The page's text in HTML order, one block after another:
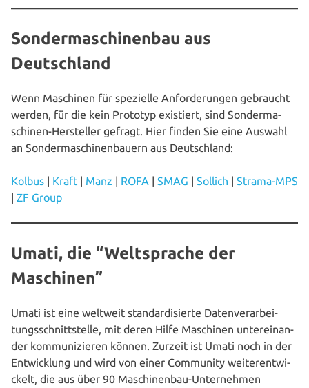
Sondermaschinenbau aus
Deutschland
Wenn Maschinen für spezielle Anfor­de­run­gen gebraucht
werden, für die kein Prototyp existiert, sind Son­der­ma­
schi­nen-Her­stel­ler gefragt. Hier finden Sie eine Auswahl
an Son­der­ma­schi­nen­bau­ern aus Deutschland:
Kolbus | Kraft | Manz | ROFA | SMAG | Sollich | Strama-MPS
| ZF Group
Umati, die “Weltsprache der
Maschinen”
Umati ist eine weltweit stan­dar­di­sier­te Daten­ver­ar­bei­
tungs­schnitt­stel­le, mit deren Hilfe Maschinen unter­ein­an­
der kom­mu­ni­zie­ren können. Zurzeit ist Umati noch in der
Ent­wick­lung und wird von einer Community wei­ter­ent­wi­
ckelt, die aus über 90 Maschi­nen­bau-Unter­neh­men